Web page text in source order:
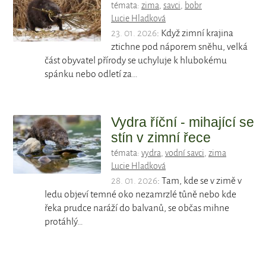
témata: zima, savci, bobr
Lucie Hladková
23. 01. 2026: Když zimní krajina
ztichne pod náporem sněhu, velká
část obyvatel přírody se uchyluje k hlubokému
spánku nebo odletí za…
Vydra říční - mihající se
stín v zimní řece
témata: vydra, vodní savci, zima
Lucie Hladková
28. 01. 2026: Tam, kde se v zimě v
ledu objeví temné oko nezamrzlé tůně nebo kde
řeka prudce naráží do balvanů, se občas mihne
protáhlý…